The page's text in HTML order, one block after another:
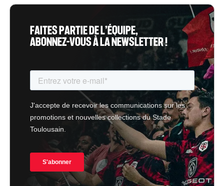
FAITES PARTIE DE L’ÉQUIPE,
ABONNEZ-VOUS À LA NEWSLETTER !